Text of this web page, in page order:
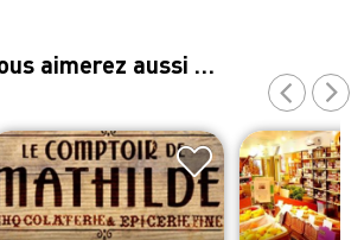
aimerez aussi …